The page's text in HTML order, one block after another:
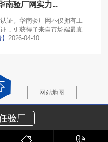
南验厂网实力...
证。华南验厂网不仅拥有工
，更获得了来自市场端最真
2026-04-10
验厂
网站地图